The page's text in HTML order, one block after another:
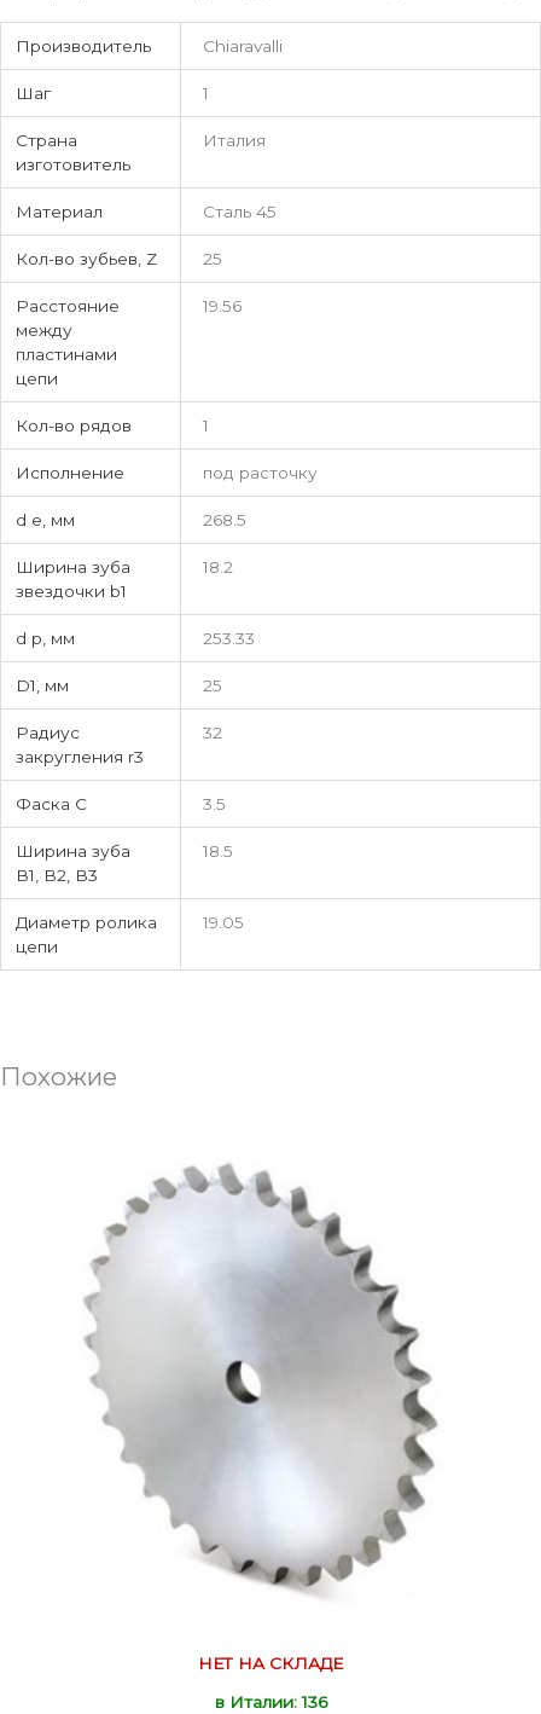
Производитель Chiaravalli
Шаг 1
Страна
изготовитель
Италия
Материал Сталь 45
Кол-во зубьев, Z 25
Расстояние
между
пластинами
цепи
19.56
Кол-во рядов 1
Исполнение под расточку
d e, мм 268.5
Ширина зуба
звездочки b1
18.2
d p, мм 253.33
D1, мм 25
Радиус
закругления r3
32
Фаска C 3.5
Ширина зуба
В1, В2, В3
18.5
Диаметр ролика
цепи
19.05
Похожие
НЕТ НА СКЛАДЕ
в Италии: 136